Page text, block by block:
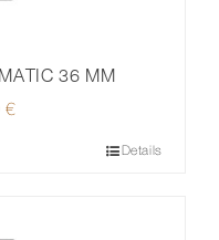
36 MM
€
Details